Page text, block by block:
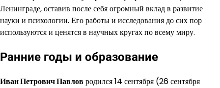
Ленинграде, оставив после себя огромный вклад в развитие
науки и психологии. Его работы и исследования до сих пор
используются и ценятся в научных кругах по всему миру.
Ранние годы и образование
Иван Петрович Павловродился 14 сентября (26 сентября